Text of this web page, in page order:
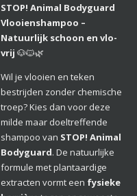
STOP! Animal Bodyguard
Vlooienshampoo –
Natuurlijk schoon en vlo-
vrij 🐶🐱🌿
Wil je vlooien en teken
bestrijden zonder chemische
troep? Kies dan voor deze
milde maar doeltreffende
shampoo van STOP! Animal
Bodyguard. De natuurlijke
formule met plantaardige
extracten vormt een fysieke